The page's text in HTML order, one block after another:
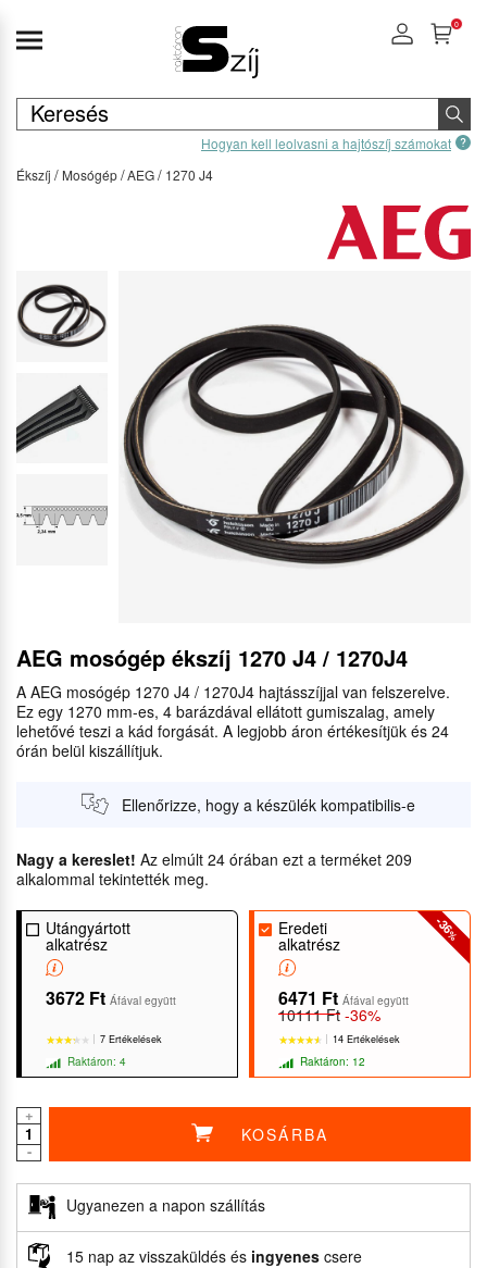
Hogyan kell leolvasni a hajtószíj számokat
0
Ékszíj Mosógép AEG 1270 J4
AEG mosógép ékszíj 1270 J4 / 1270J4
A AEG mosógép 1270 J4 / 1270J4 hajtásszíjjal van felszerelve.
Ez egy 1270 mm-es, 4 barázdával ellátott gumiszalag, amely
lehetővé teszi a kád forgását. A legjobb áron értékesítjük és 24
órán belül kiszállítjuk.
Ellenőrizze, hogy a készülék kompatibilis-e
Nagy a kereslet! Az elmúlt 24 órában ezt a terméket 209
alkalommal tekintették meg.
Utángyártott
alkatrész
3672 Ft Áfával együtt
7 Ertékelések
Raktáron: 4
-36
%
Eredeti
alkatrész
6471 Ft Áfával együtt
10111 Ft -36%
14 Ertékelések
Raktáron: 12
+
-
KOSÁRBA
Ugyanezen a napon szállítás
15 nap az visszaküldés és ingyenes csere